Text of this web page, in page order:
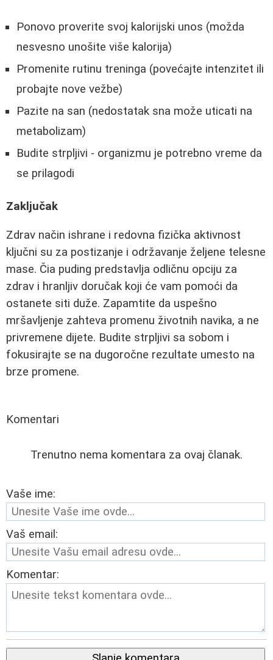
Ponovo proverite svoj kalorijski unos (možda
nesvesno unošite više kalorija)
Promenite rutinu treninga (povećajte intenzitet ili
probajte nove vežbe)
Pazite na san (nedostatak sna može uticati na
metabolizam)
Budite strpljivi - organizmu je potrebno vreme da
se prilagodi
Zaključak
Zdrav način ishrane i redovna fizička aktivnost
ključni su za postizanje i održavanje željene telesne
mase. Čia puding predstavlja odličnu opciju za
zdrav i hranljiv doručak koji će vam pomoći da
ostanete siti duže. Zapamtite da uspešno
mršavljenje zahteva promenu životnih navika, a ne
privremene dijete. Budite strpljivi sa sobom i
fokusirajte se na dugoročne rezultate umesto na
brze promene.
Komentari
Trenutno nema komentara za ovaj članak.
Vaše ime:
Vaš email:
Komentar: